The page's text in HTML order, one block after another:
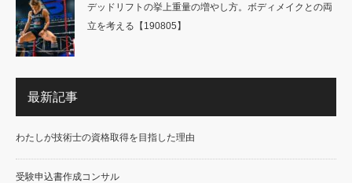
デッドリフトの挙上重量の増やし方。ボディメイクとの両
立を考える【190805】
最新記事
わたしが技術士の資格取得を目指した理由
受験申込書作成コンサル